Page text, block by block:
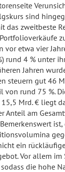
sind
das zweitbeste
vor etwa vier
rund 4 % unter
Jahren
steuern gut 46
von rund 75 %.
Mrd. € liegt
Anteil am
ein
Vor allem
die hohe